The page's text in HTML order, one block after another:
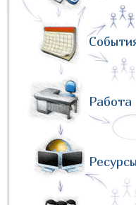
Работа
Ресурсы